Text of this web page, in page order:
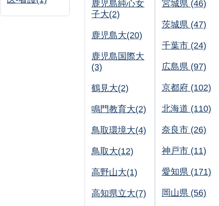
鹿児島純心女
子大(2)
鹿児島大(20)
鹿児島国際大
(3)
鶴見大(2)
鳴門教育大(2)
鳥取環境大(4)
鳥取大(12)
高野山大(1)
高知県立大(7)
宮城県 (46)
茨城県 (47)
千葉市 (24)
広島県 (97)
京都府 (102)
北海道 (110)
奈良市 (26)
神戸市 (11)
愛知県 (171)
岡山県 (56)